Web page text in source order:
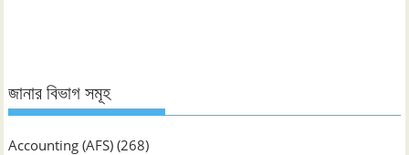
জানার বিভাগ সমূহ
Accounting (AFS) (268)